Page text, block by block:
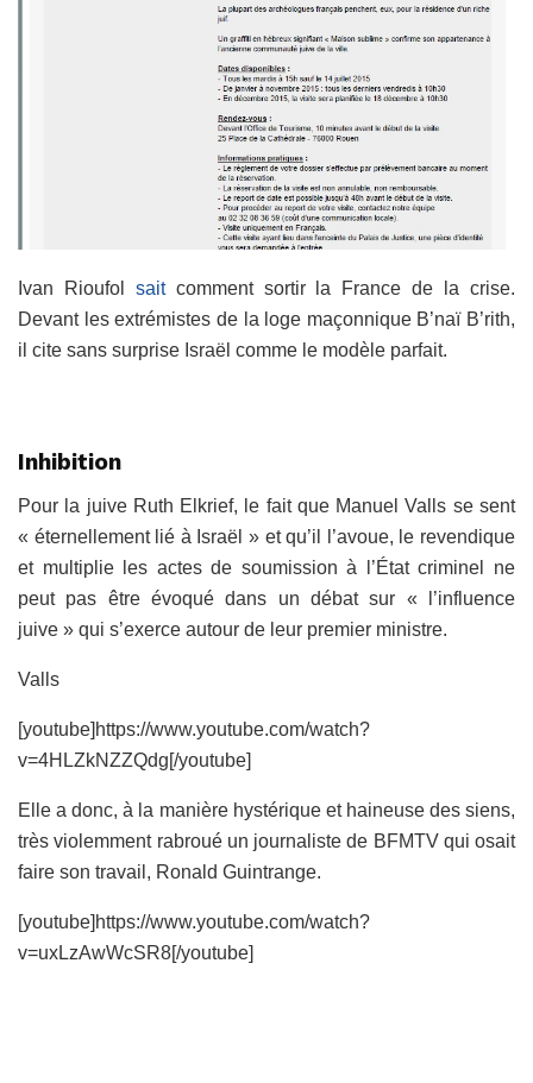
Ivan Rioufol saitcomment sortir la France de la crise.
Devant les extrémistes de la loge maçonnique B’naï B’rith,
il cite sans surprise Israël comme le modèle parfait.
Inhibition
Pour la juive Ruth Elkrief, le fait que Manuel Valls se sent
« éternellement lié à Israël » et qu’il l’avoue, le revendique
et multiplie les actes de soumission à l’État criminel ne
peut pas être évoqué dans un débat sur « l’influence
juive » qui s’exerce autour de leur premier ministre.
Valls
[youtube]https://www.youtube.com/watch?
v=4HLZkNZZQdg[/youtube]
Elle a donc, à la manière hystérique et haineuse des siens,
très violemment rabroué un journaliste de BFMTV qui osait
faire son travail, Ronald Guintrange.
[youtube]https://www.youtube.com/watch?
v=uxLzAwWcSR8[/youtube]